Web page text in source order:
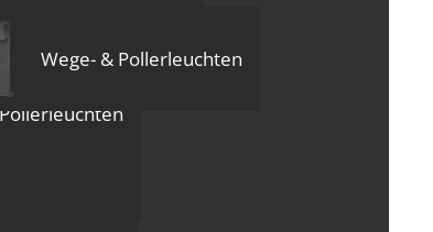
Wege- & Pollerleuchten
Stecker
MengeIn den Warenkorb